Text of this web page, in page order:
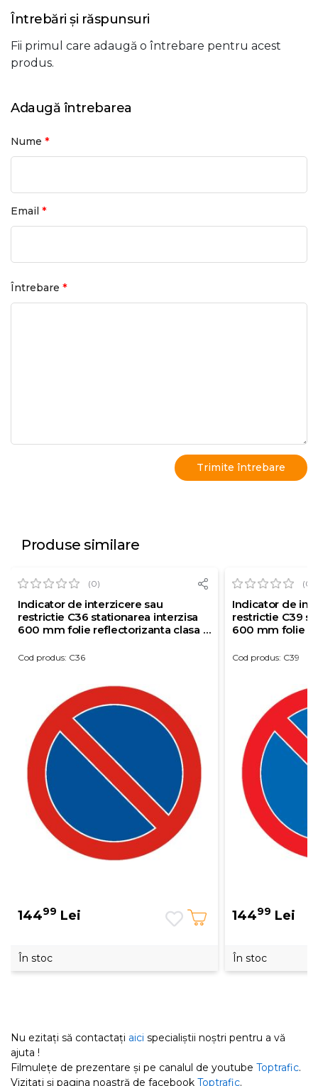
Întrebări și răspunsuri
Fii primul care adaugă o întrebare pentru acest
produs.
Adaugă întrebarea
Nume *
Email *
Întrebare *
Produse similare
(0)
Indicator de interzicere sau
restrictie C36 stationarea interzisa
600 mm folie reflectorizanta clasa 1
Cod produs: C36
14499 Lei
În stoc
(0)
Indicator de
restrictie C39
600 mm folie
Cod produs: C39
14499 Lei
În stoc
Nu ezitați să contactați aici specialiștii noștri pentru a vă
ajuta !
Filmulețe de prezentare și pe canalul de youtube Toptrafic.
Vizitați și pagina noastră de facebook Toptrafic.